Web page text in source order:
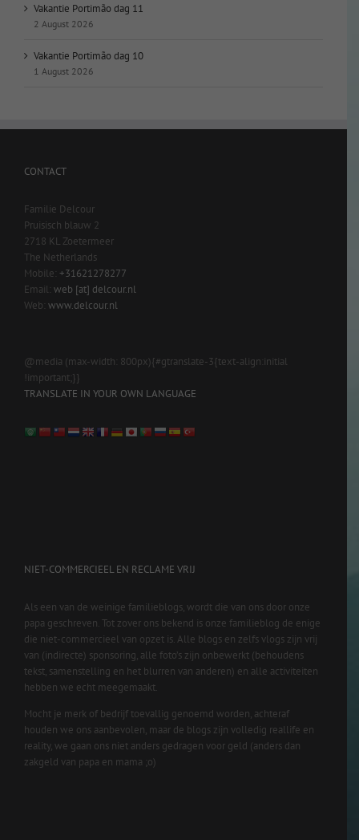
Vakantie Portimão dag 11
2 August 2026
Vakantie Portimão dag 10
1 August 2026
CONTACT
Familie Delcour
Pruisisch blauw 2
2718 KL Zoetermeer
The Netherlands
Mobile: +31621278277
Email: web [at] delcour.nl
Web: www.delcour.nl
@media (max-width: 800px){#gtranslate-3{text-align:initial
!important;}}
TRANSLATE IN YOUR OWN LANGUAGE
NIET-COMMERCIEEL EN RECLAME VRIJ
Als een van de weinige familieblogs, wordt die van ons door onze
papa geschreven. Tot zover ons bekend is onze familieblog de enige
die niet-commercieel van opzet is. Alle blogs en zelfs vlogs zijn vrij
van (indirecte) sponsoring, alle foto’s zijn onbewerkt (behoudens
tekst, samenstelling en het blurren van anderen) en alle activiteiten
hebben we echt meegemaakt.
Mocht je merk of bedrijf toevallig genoemd worden, achteraf
houden we ons aanbevolen, maar de blogs zijn volledig reallife en
reality, we gaan ons niet anders gedragen voor geld (anders dan
zakgeld van papa en mama ;o)